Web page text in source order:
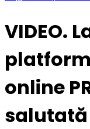
VIDEO.
online
salutată